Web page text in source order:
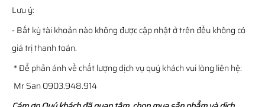
Lưu ý:
- Bất kỳ tài khoản nào không được cập nhật ở trên đều không có
giá trị thanh toán.
* Để phản ánh về chất lượng dịch vụ quý khách vui lòng liên hệ:
Mr San 0903.948.914